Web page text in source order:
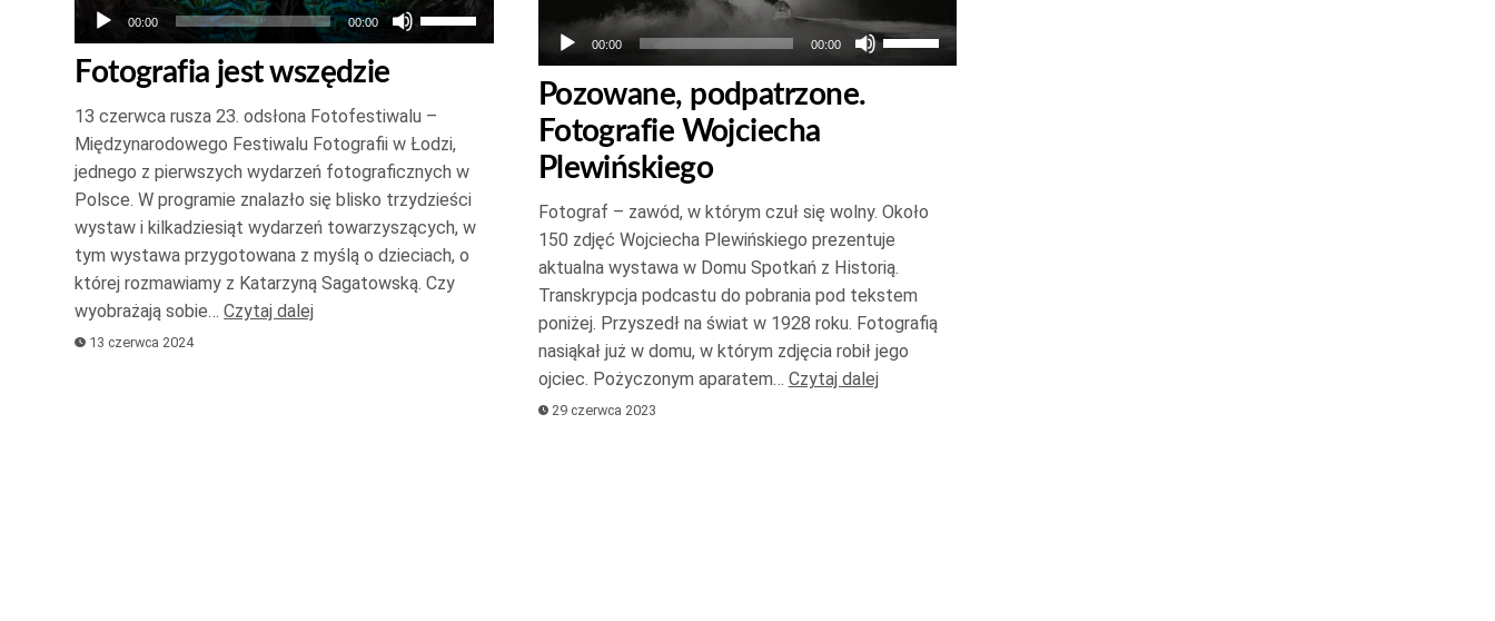
00:00 00:00
Używaj
strzałek
oraz
do
dołu
aby
zwiększyć
lub
Fotografia jest wszędzie
13 czerwca rusza 23. odsłona Fotofestiwalu –
Międzynarodowego Festiwalu Fotografii w Łodzi,
jednego z pierwszych wydarzeń fotograficznych w
Polsce. W programie znalazło się blisko trzydzieści
wystaw i kilkadziesiąt wydarzeń towarzyszących, w
tym wystawa przygotowana z myślą o dzieciach, o
której rozmawiamy z Katarzyną Sagatowską. Czy
wyobrażają sobie…Czytaj dalej
13 czerwca 2024
00:00 00:00
Używaj
strzałek
dołu
aby
zwiększyć
lub
zmniejszyć
Pozowane, podpatrzone.
Fotografie Wojciecha
Plewińskiego
Fotograf – zawód, w którym czuł się wolny. Około
150 zdjęć Wojciecha Plewińskiego prezentuje
aktualna wystawa w Domu Spotkań z Historią.
Transkrypcja podcastu do pobrania pod tekstem
poniżej. Przyszedł na świat w 1928 roku. Fotografią
nasiąkał już w domu, w którym zdjęcia robił jego
ojciec. Pożyczonym aparatem… Czytaj dalej
29 czerwca 2023